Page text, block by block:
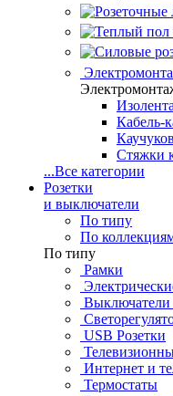
Кабель-
Стяжки
...Все категории
Розетки
и выключатели
По типу
По
По типу
Рамки
Выключатели
USB Розетки
Интернет и
Термостаты